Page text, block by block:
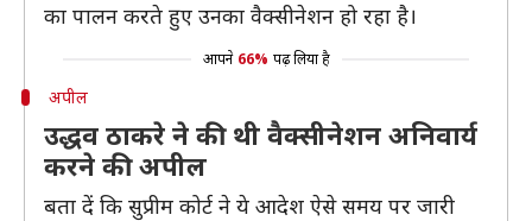
का पालन करते हुए उनका वैक्सीनेशन हो रहा है।
आपने 66% पढ़ लिया है
अपील
उद्धव ठाकरे ने की थी वैक्सीनेशन अनिवार्य
करने की अपील
बता दें कि सुप्रीम कोर्ट ने ये आदेश ऐसे समय पर जारी